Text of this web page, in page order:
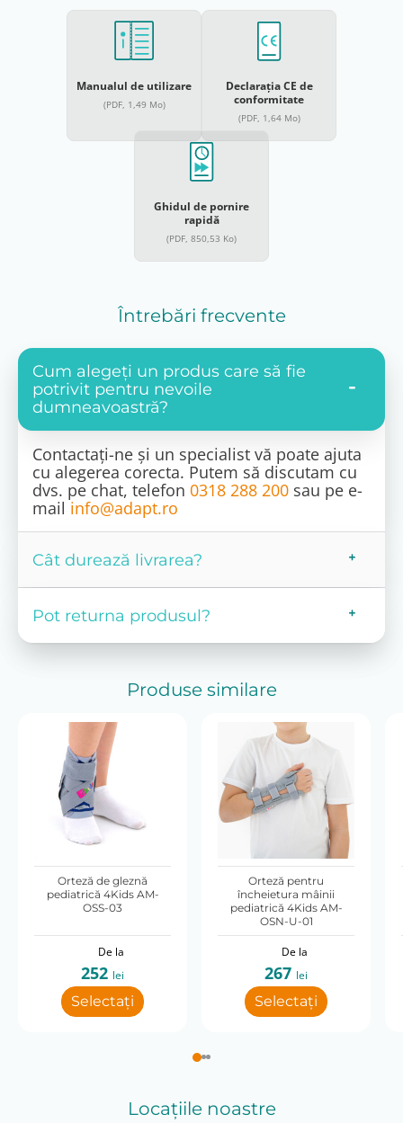
Manualul de utilizare
(PDF, 1,49 Mo)
Declarația CE de
conformitate
(PDF, 1,64 Mo)
Ghidul de pornire
rapidă
(PDF, 850,53 Ko)
Întrebări frecvente
Cum alegeți un produs care să fie
potrivit pentru nevoile
dumneavoastră?
Contactați-ne și un specialist vă poate ajuta
cu alegerea corecta. Putem să discutam cu
dvs. pe chat, telefon 0318 288 200 sau pe e-
mail info@adapt.ro
Cât durează livrarea?
Pot returna produsul?
Produse similare
Orteză de gleznă
pediatrică 4Kids AM-
OSS-03
De la
252 lei
Selectați
Orteză pentru
încheietura mâinii
pediatrică 4Kids AM-
OSN-U-01
De la
267 lei
Selectați
Locațiile noastre